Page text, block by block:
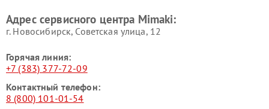
Адрес сервисного центра Mimaki:
г. Новосибирск, Советская улица, 12
Горячая линия:
+7 (383) 377-72-09
Контактный телефон:
8 (800) 101-01-54